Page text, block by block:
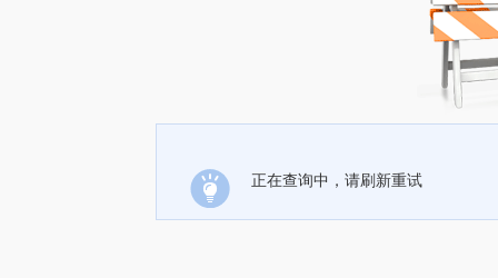
正在查询中，请刷新重试